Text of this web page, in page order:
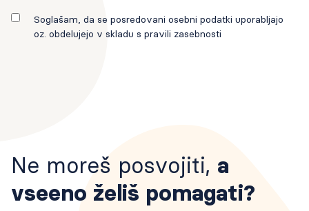
Soglašam, da se posredovani osebni podatki uporabljajo
oz. obdelujejo v skladu s pravili zasebnosti
Ne moreš posvojiti, a
vseeno želiš pomagati?